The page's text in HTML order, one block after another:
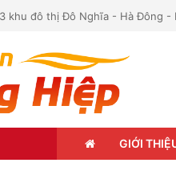
khu đô thị Đô Nghĩa - Hà Đông -
GIỚI